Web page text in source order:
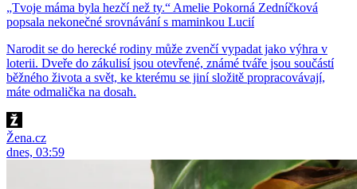
„Tvoje máma byla hezčí než ty.“ Amelie Pokorná Zedníčková
popsala nekonečné srovnávání s maminkou Lucií
Narodit se do herecké rodiny může zvenčí vypadat jako výhra v
loterii. Dveře do zákulisí jsou otevřené, známé tváře jsou součástí
běžného života a svět, ke kterému se jiní složitě propracovávají,
máte odmalička na dosah.
Žena.cz
dnes, 03:59